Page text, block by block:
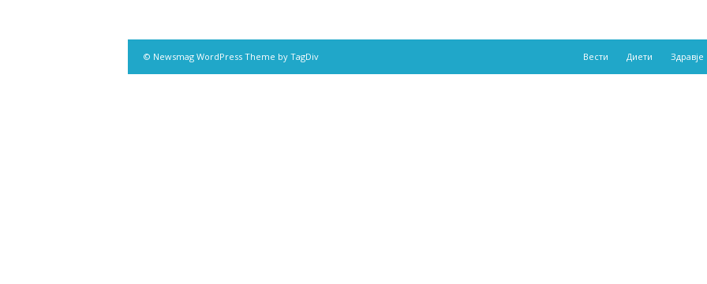
Вести Диети Здравје
© Newsmag WordPress Theme by TagDiv